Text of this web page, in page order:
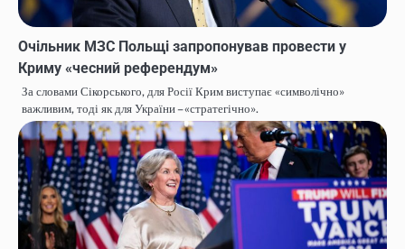
Очільник МЗС Польщі запропонував провести у
Криму «чесний референдум»
За словами Сікорського, для Росії Крим виступає «символічно»
важливим, тоді як для України – «стратегічно».